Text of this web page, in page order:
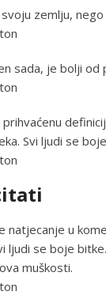
zemlju,
sada, je bolji
Svi ljudi se
natjecanje u
ljudi se boje
muškosti.